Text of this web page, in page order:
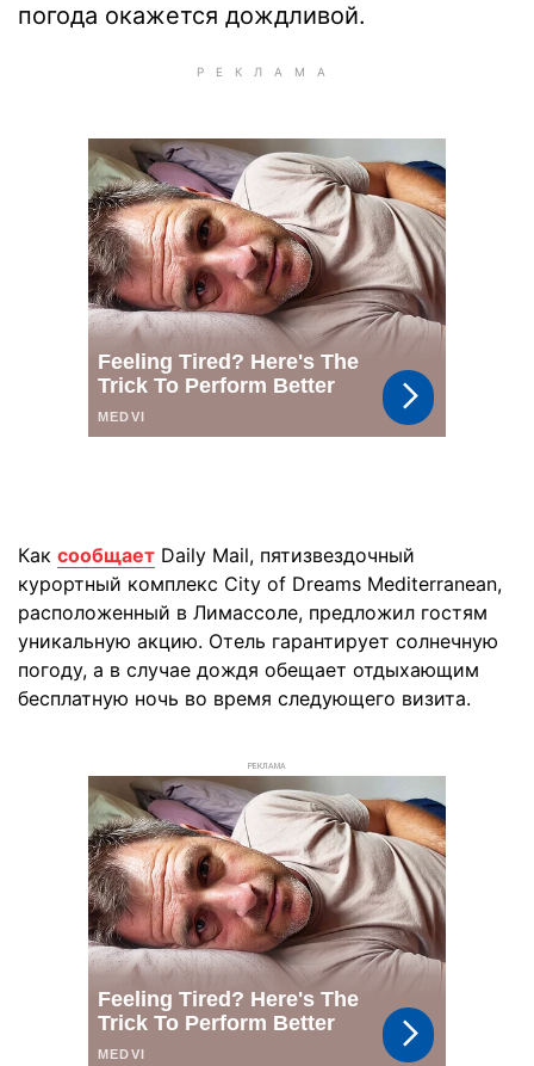
погода окажется дождливой.
Как сообщает Daily Mail, пятизвездочный
курортный комплекс City of Dreams Mediterranean,
расположенный в Лимассоле, предложил гостям
уникальную акцию. Отель гарантирует солнечную
погоду, а в случае дождя обещает отдыхающим
бесплатную ночь во время следующего визита.
РЕКЛАМА